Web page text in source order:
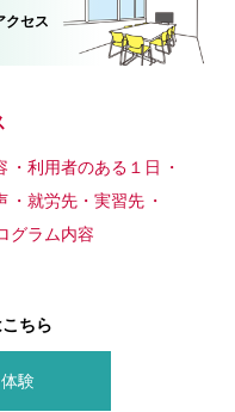
クセス
利用者のある１日
就労先・実習先
グラム内容
ちら
験